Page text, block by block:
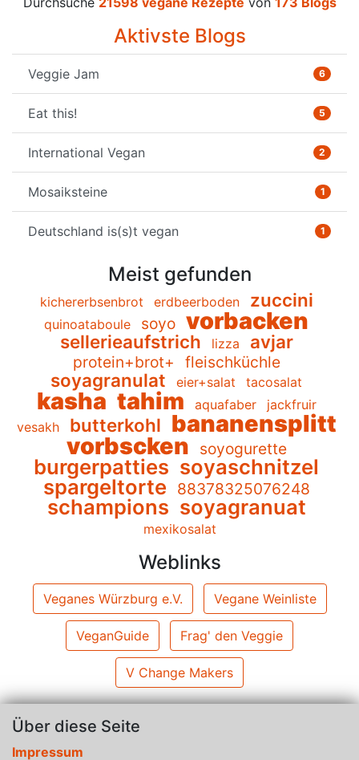
Aktivste Blogs
Veggie Jam 6
Eat this! 5
International Vegan 2
Mosaiksteine 1
Deutschland is(s)t vegan 1
Meist gefunden
kichererbsenbrot erdbeerboden zuccini
quinoataboule soyo vorbacken
sellerieaufstrich lizza avjar
protein+brot+ fleischküchle
soyagranulat eier+salat tacosalat
kasha tahim aquafaber
jackfruir
vesakh
butterkohl bananensplitt
vorbscken
soyogurette
burgerpatties soyaschnitzel
spargeltorte
88378325076248
schampions soyagranuat
mexikosalat
Weblinks
Veganes Würzburg e.V. Vegane Weinliste
VeganGuide Frag' den Veggie
V Change Makers
Über diese Seite
Impressum